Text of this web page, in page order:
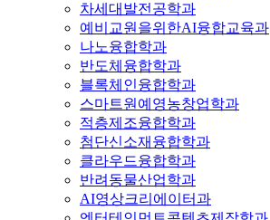
차세대발전공학과
예비교원을위한AI융합교육과
나노융합학과
반도체융합학과
블록체인융합학과
스마트원예영농창업학과
적층제조융합학과
첨단신소재융합학과
클라우드융합학과
반려동물산업학과
AI영상크리에이터과